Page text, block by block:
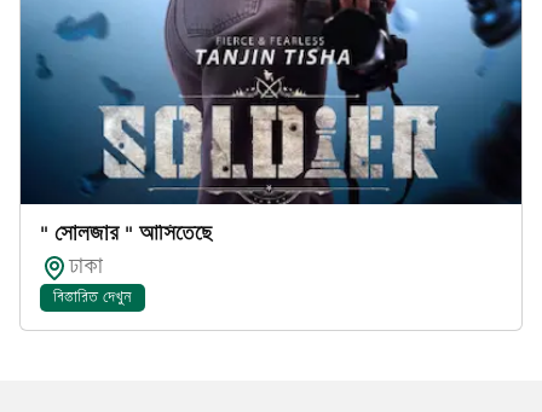
" সোলজার " আসিতেছে
ঢাকা
বিস্তারিত দেখুন